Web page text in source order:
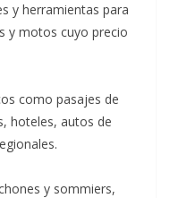
y herramientas para
y motos cuyo precio
como pasajes de
hoteles, autos de
y sommiers,